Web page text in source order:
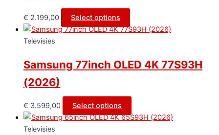
€ 2.199,00 Select options
Televisies
Samsung 77inch OLED 4K 77S93H
(2026)
€ 3.599,00 Select options
Televisies